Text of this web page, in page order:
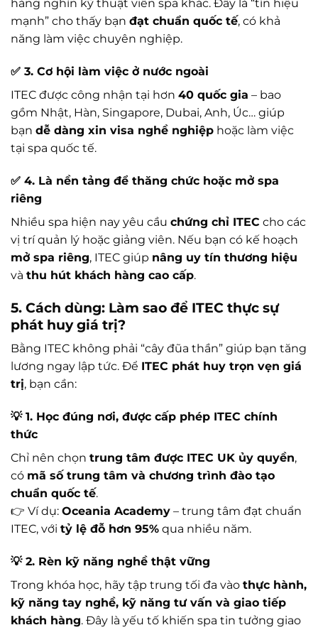
hàng nghìn kỹ thuật viên spa khác. Đây là “tín hiệu
mạnh” cho thấy bạn đạt chuẩn quốc tế, có khả
năng làm việc chuyên nghiệp.
✅ 3. Cơ hội làm việc ở nước ngoài
ITEC được công nhận tại hơn 40 quốc gia – bao
gồm Nhật, Hàn, Singapore, Dubai, Anh, Úc… giúp
bạn dễ dàng xin visa nghề nghiệp hoặc làm việc
tại spa quốc tế.
✅ 4. Là nền tảng để thăng chức hoặc mở spa
riêng
Nhiều spa hiện nay yêu cầu chứng chỉ ITEC cho các
vị trí quản lý hoặc giảng viên. Nếu bạn có kế hoạch
mở spa riêng, ITEC giúp nâng uy tín thương hiệu
và thu hút khách hàng cao cấp.
5. Cách dùng: Làm sao để ITEC thực sự
phát huy giá trị?
Bằng ITEC không phải “cây đũa thần” giúp bạn tăng
lương ngay lập tức. Để ITEC phát huy trọn vẹn giá
trị, bạn cần:
💡 1. Học đúng nơi, được cấp phép ITEC chính
thức
Chỉ nên chọn trung tâm được ITEC UK ủy quyền,
có mã số trung tâm và chương trình đào tạo
chuẩn quốc tế.
👉 Ví dụ: Oceania Academy – trung tâm đạt chuẩn
ITEC, với tỷ lệ đỗ hơn 95% qua nhiều năm.
💡 2. Rèn kỹ năng nghề thật vững
Trong khóa học, hãy tập trung tối đa vào thực hành,
kỹ năng tay nghề, kỹ năng tư vấn và giao tiếp
khách hàng. Đây là yếu tố khiến spa tin tưởng giao